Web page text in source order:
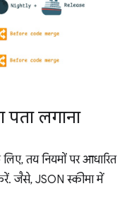
पता लगाना
तय नियमों पर आधारित
जैसे, JSON स्कीमा में